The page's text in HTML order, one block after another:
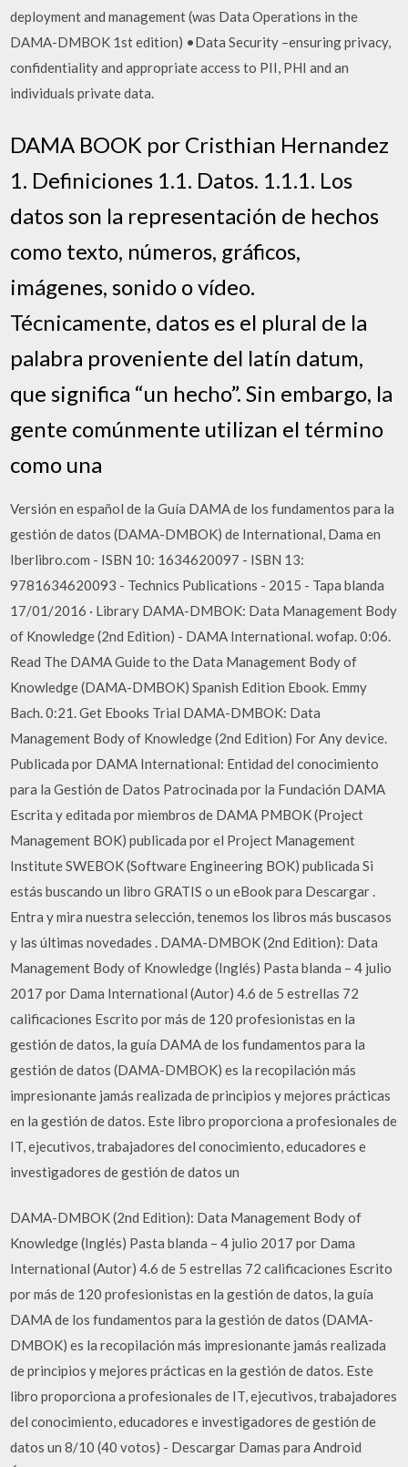
deployment and management (was Data Operations in the
DAMA-DMBOK 1st edition) •Data Security –ensuring privacy,
confidentiality and appropriate access to PII, PHI and an
individuals private data.
DAMA BOOK por Cristhian Hernandez
1. Definiciones 1.1. Datos. 1.1.1. Los
datos son la representación de hechos
como texto, números, gráficos,
imágenes, sonido o vídeo.
Técnicamente, datos es el plural de la
palabra proveniente del latín datum,
que significa “un hecho”. Sin embargo, la
gente comúnmente utilizan el término
como una
Versión en español de la Guía DAMA de los fundamentos para la
gestión de datos (DAMA-DMBOK) de International, Dama en
Iberlibro.com - ISBN 10: 1634620097 - ISBN 13:
9781634620093 - Technics Publications - 2015 - Tapa blanda
17/01/2016 · Library DAMA-DMBOK: Data Management Body
of Knowledge (2nd Edition) - DAMA International. wofap. 0:06.
Read The DAMA Guide to the Data Management Body of
Knowledge (DAMA-DMBOK) Spanish Edition Ebook. Emmy
Bach. 0:21. Get Ebooks Trial DAMA-DMBOK: Data
Management Body of Knowledge (2nd Edition) For Any device.
Publicada por DAMA International: Entidad del conocimiento
para la Gestión de Datos Patrocinada por la Fundación DAMA
Escrita y editada por miembros de DAMA PMBOK (Project
Management BOK) publicada por el Project Management
Institute SWEBOK (Software Engineering BOK) publicada Si
estás buscando un libro GRATIS o un eBook para Descargar .
Entra y mira nuestra selección, tenemos los libros más buscasos
y las últimas novedades . DAMA-DMBOK (2nd Edition): Data
Management Body of Knowledge (Inglés) Pasta blanda – 4 julio
2017 por Dama International (Autor) 4.6 de 5 estrellas 72
calificaciones Escrito por más de 120 profesionistas en la
gestión de datos, la guía DAMA de los fundamentos para la
gestión de datos (DAMA-DMBOK) es la recopilación más
impresionante jamás realizada de principios y mejores prácticas
en la gestión de datos. Este libro proporciona a profesionales de
IT, ejecutivos, trabajadores del conocimiento, educadores e
investigadores de gestión de datos un
DAMA-DMBOK (2nd Edition): Data Management Body of
Knowledge (Inglés) Pasta blanda – 4 julio 2017 por Dama
International (Autor) 4.6 de 5 estrellas 72 calificaciones Escrito
por más de 120 profesionistas en la gestión de datos, la guía
DAMA de los fundamentos para la gestión de datos (DAMA-
DMBOK) es la recopilación más impresionante jamás realizada
de principios y mejores prácticas en la gestión de datos. Este
libro proporciona a profesionales de IT, ejecutivos, trabajadores
del conocimiento, educadores e investigadores de gestión de
datos un 8/10 (40 votos) - Descargar Damas para Android